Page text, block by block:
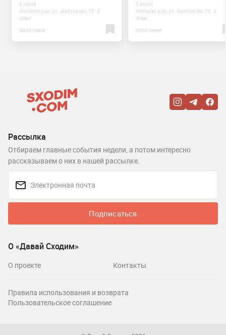
8 июля
Wembley pub, ул. Желтоксан, 75. 3
этаж
3000 тенге
5 июля
Wembley pub, ул. Желтоксан, 75. 3
этаж
3000 тенге
Рассылка
Отбираем главные события недели, а потом интересно
рассказываем о них в нашей рассылке.
Подписаться
О «Давай Сходим»
О проекте Контакты
Правила использования и возврата
Пользовательское соглашение